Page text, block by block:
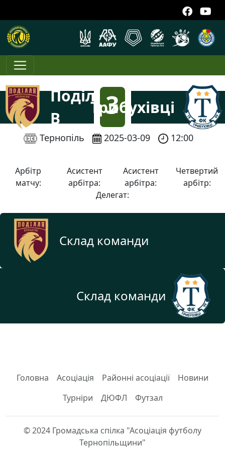
Поділля
В
3
:
Трибухівці
Тернопіль 2025-03-09 12:00
Арбітр
матчу:
Асистент
арбітра:
Асистент
арбітра:
Четвертий
арбітр:
Делегат:
Склад команди
Склад команди
Головна Асоціація Районні асоціації
Новини
Турніри
ДЮФЛ Футзал
© 2024 Громадська спілка "Асоціація футболу
Тернопільщини"